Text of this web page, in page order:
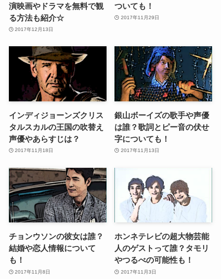
演映画やドラマを無料で観
る方法も紹介☆
2017年12月13日
ついても！
2017年11月29日
インディジョーンズクリス
タルスカルの王国の吹替え
声優やあらすじは？
2017年11月18日
銀山ボーイズの歌手や声優
は誰？歌詞とピー音の伏せ
字についても！
2017年11月13日
チョンウソンの彼女は誰？
結婚や恋人情報について
も！
2017年11月8日
ホンネテレビの超大物芸能
人のゲストって誰？タモリ
やつるべの可能性も！
2017年11月3日